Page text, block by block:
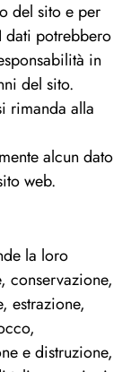
del sito e per
dati potrebbero
in
del sito.
rimanda alla
alcun dato
web.
la loro
conservazione,
estrazione,
e distruzione,